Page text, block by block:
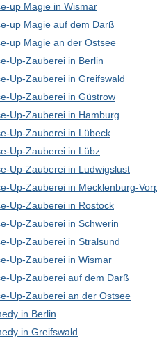
up Magie in Wismar
up Magie auf dem Darß
up Magie an der Ostsee
Up-Zauberei in Berlin
Up-Zauberei in Greifswald
Up-Zauberei in Güstrow
Up-Zauberei in Hamburg
Up-Zauberei in Lübeck
Up-Zauberei in Lübz
Up-Zauberei in Ludwigslust
Up-Zauberei in Mecklenburg-
Up-Zauberei in Rostock
Up-Zauberei in Schwerin
Up-Zauberei in Stralsund
Up-Zauberei in Wismar
Up-Zauberei auf dem Darß
Up-Zauberei an der Ostsee
in Berlin
in Greifswald